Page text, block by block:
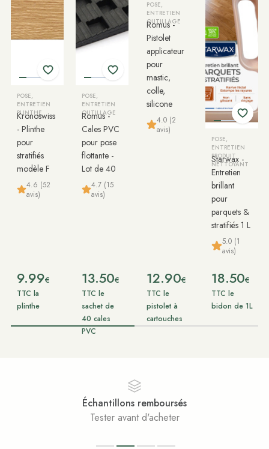
POSE,
ENTRETIEN
PLINTHE
Kronoswiss
- Plinthe
pour
stratifiés
modèle F
4.6 (52
avis)
9.99€
TTC la
plinthe
POSE,
ENTRETIEN
OUTILLAGE
Romus -
Cales PVC
pour pose
flottante -
Lot de 40
4.7 (15
avis)
13.50€
TTC le
sachet de
40 cales
PVC
POSE,
ENTRETIEN
OUTILLAGE
Romus -
Pistolet
applicateur
pour
mastic,
colle,
silicone
4.0 (2
avis)
12.90€
TTC le
pistolet à
cartouches
POSE,
ENTRETIEN
PRODUIT
NETTOYANT
Starwax -
Entretien
brillant
pour
parquets &
stratifiés 1 L
5.0 (1
avis)
18.50€
TTC le
bidon de 1L
Échantillons remboursés
Tester avant d'acheter